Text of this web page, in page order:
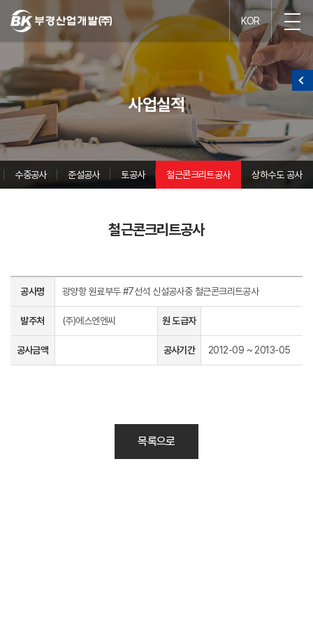
KOR
사업실적
수중공사 준설공사 토공사 철근콘크리트공사 상하수도 공사
철근콘크리트공사
공사명 광양항 원료부두 #7선석 신설공사중 철근콘크리트공사
발주처 (주)에스엔엔씨 원 도급자
공사금액 공사기간 2012-09 ~ 2013-05
목록으로